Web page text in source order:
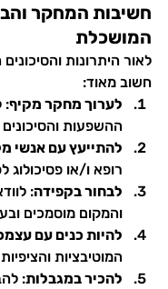
חשיבות המחקר
המושכלת
לאור היתרונות
חשוב מאוד:
לערוך מחקר מקיף:
ההשפעות והסיכונים
להתייעץ עם אנשי
רופא ו/או
לבחור בקפידה:
והמקום מוסמכים
להיות כנים עם
המוטיבציות
להכיר במגבלות: